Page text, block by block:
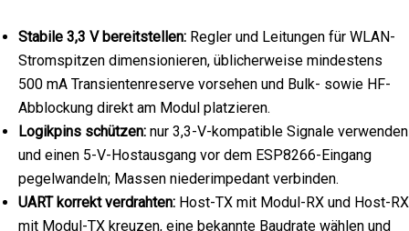
Stabile 3,3 V bereitstellen: Regler und Leitungen für WLAN-
Stromspitzen dimensionieren, üblicherweise mindestens
500 mA Transientenreserve vorsehen und Bulk- sowie HF-
Abblockung direkt am Modul platzieren.
Logikpins schützen: nur 3,3-V-kompatible Signale verwenden
und einen 5-V-Hostausgang vor dem ESP8266-Eingang
pegelwandeln; Massen niederimpedant verbinden.
UART korrekt verdrahten: Host-TX mit Modul-RX und Host-RX
mit Modul-TX kreuzen, eine bekannte Baudrate wählen und